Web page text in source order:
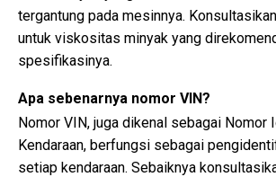
tergantung pada mesinnya.
untuk viskositas minyak yang
spesifikasinya.
Apa sebenarnya nomor VIN?
Nomor VIN, juga dikenal sebagai Nomor
Kendaraan, berfungsi sebagai
setiap kendaraan. Sebaiknya